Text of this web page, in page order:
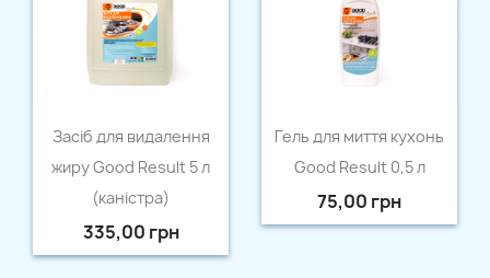
Швидкий перегляд
Засіб для видалення
жиру Good Result 5 л
(каністра)
335,00 грн

Гель для миття кухонь
Good Result 0,5 л
75,00 грн